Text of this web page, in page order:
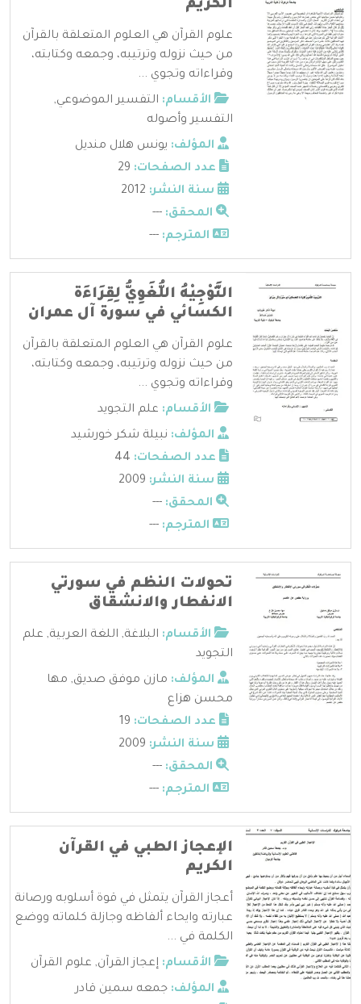
الكريم
علوم القرآن هي العلوم المتعلقة بالقرآن
من حيث نزوله وترتيبه، وجمعه وكتابته،
وقراءاته وتجوي ...
الأقسام: التفسير الموضوعي,
التفسير وأصوله
المؤلف: يونس هلال منديل
عدد الصفحات:
سنة النشر:
المحقق: ---
المترجم: ---
التَّوْجِيْهُ اللُّغَوِيُّ لِقِرَاءَة
الكسائي في سورة آل عمران
علوم القرآن هي العلوم المتعلقة بالقرآن
من حيث نزوله وترتيبه، وجمعه وكتابته،
وقراءاته وتجوي ...
الأقسام: علم التجويد
المؤلف: نبيلة شكر خورشيد
عدد الصفحات:
سنة النشر:
المحقق: ---
المترجم: ---
تحولات النظم في سورتي
الانفطار والانشقاق
الأقسام: البلاغة, اللغة العربية, علم
التجويد
المؤلف: مازن موفق صديق, مها
محسن هزاع
عدد الصفحات:
سنة النشر:
المحقق: ---
المترجم: ---
الإعجاز الطبي في القرآن
الكريم
أعجاز القرآن يتمثل في قوة أسلوبه ورصانة
عبارته وايحاء ألفاظه وجازلة كلماته ووضع
الكلمة في ...
الأقسام: إعجاز القرآن, علوم القرآن
المؤلف: جمعه سمين قادر